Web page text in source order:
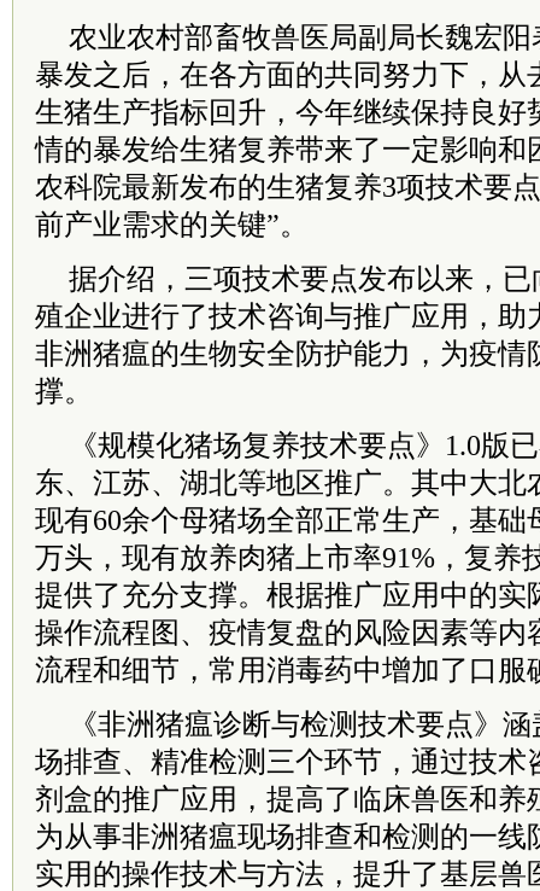
农业农村部畜牧兽医局副局长魏宏
暴发之后，在各方面的共同努力下，从
生猪生产指标回升，今年继续保持良好
情的暴发给生猪复养带来了一定影响和
农科院最新发布的生猪复养3项技术要
前产业需求的关键”。
据介绍，三项技术要点发布以来，
殖企业进行了技术咨询与推广应用，助
非洲猪瘟的生物安全防护能力，为疫情
撑。
《规模化猪场复养技术要点》1.0版
东、江苏、湖北等地区推广。其中大北
现有60余个母猪场全部正常生产，基础
万头，现有放养肉猪上市率91%，复养
提供了充分支撑。根据推广应用中的实
操作流程图、疫情复盘的风险因素等内
流程和细节，常用消毒药中增加了口服
《非洲猪瘟诊断与检测技术要点》
场排查、精准检测三个环节，通过技术
剂盒的推广应用，提高了临床兽医和养
为从事非洲猪瘟现场排查和检测的一线
实用的操作技术与方法，提升了基层兽